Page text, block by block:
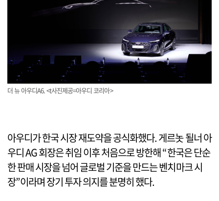
더 뉴 아우디A6. <t사진제공=아우디 코리아>
아우디가 한국 시장 재도약을 공식화했다. 게르놋 될너 아
우디 AG 회장은 취임 이후 처음으로 방한해 “한국은 단순
한 판매 시장을 넘어 글로벌 기준을 만드는 벤치마크 시
장”이라며 장기 투자 의지를 분명히 했다.